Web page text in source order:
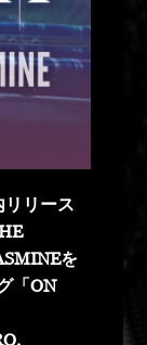
リース
を
「ON